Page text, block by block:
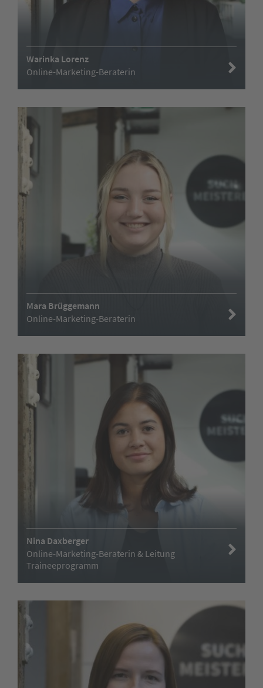
Warinka Lorenz
Online-Marketing-Beraterin
Mara Brüggemann
Online-Marketing-Beraterin
Nina Daxberger
Online-Marketing-Beraterin & Leitung
Traineeprogramm